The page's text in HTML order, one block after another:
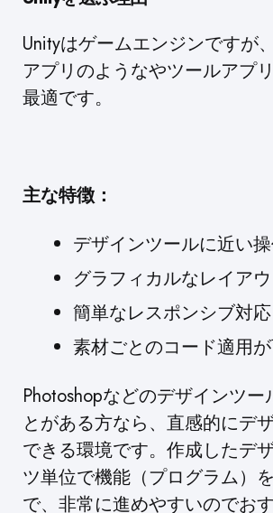
Unityはゲームエンジンですが
アプリのようなやツールアプ
最適です。
主な特徴：
デザインツールに近い
グラフィカルなレイア
簡単なレスポンシブ対応
素材ごとのコード適用
Photoshopなどのデザインツー
とがある方なら、直感的にデ
できる環境です。作成したデ
ツ単位で機能（プログラム）
で、非常に進めやすいのでおす